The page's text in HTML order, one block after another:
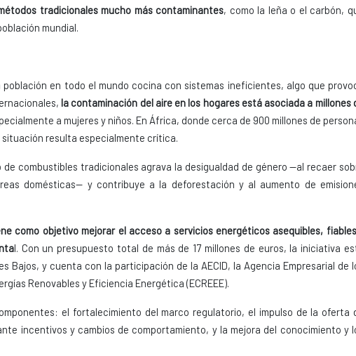
tradicionales mucho más contaminantes, como la leña o el carbón,
mundial.
en todo el mundo cocina con sistemas ineficientes, algo que
la contaminación del aire en los hogares está asociada a millones
a mujeres y niños. En África, donde cerca de 900 millones de
resulta especialmente crítica.
combustibles tradicionales agrava la desigualdad de género —al recaer
domésticas— y contribuye a la deforestación y al aumento de
como objetivo mejorar el acceso a servicios energéticos asequibles,
l. Con un presupuesto total de más de 17 millones de euros, la iniciativa
Bajos, y cuenta con la participación de la AECID, la Agencia Empresarial de
Renovables y Eficiencia Energética (ECREEE).
el fortalecimiento del marco regulatorio, el impulso de la oferta
incentivos y cambios de comportamiento, y la mejora del conocimiento y